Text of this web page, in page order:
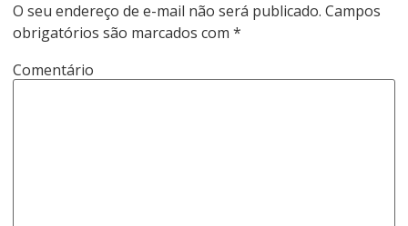
O seu endereço de e-mail não será publicado. Campos
obrigatórios são marcados com*
Comentário